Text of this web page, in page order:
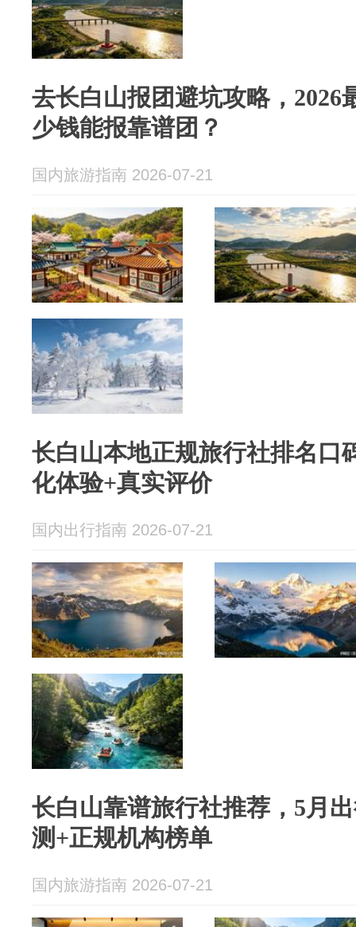
去长白山报团避坑攻略，2026
少钱能报靠谱团？
国内旅游指南 2026-07-21
长白山本地正规旅行社排名口
化体验+真实评价
国内出行指南 2026-07-21
长白山靠谱旅行社推荐，5月
测+正规机构榜单
国内旅游指南 2026-07-21